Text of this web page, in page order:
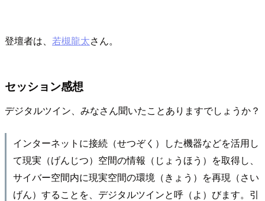
登壇者は、 若槻龍太さん。
セッション感想
デジタルツイン、みなさん聞いたことありますでしょうか？
インターネットに接続（せつぞく）した機器などを活用し
て現実（げんじつ）空間の情報（じょうほう）を取得し、
サイバー空間内に現実空間の環境（きょう）を再現（さい
げん）することを、デジタルツインと呼（よ）びます。引